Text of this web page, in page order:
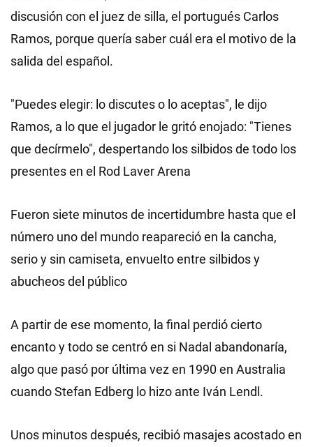
discusión con el juez de silla, el portugués Carlos
Ramos, porque quería saber cuál era el motivo de la
salida del español.
"Puedes elegir: lo discutes o lo aceptas", le dijo
Ramos, a lo que el jugador le gritó enojado: "Tienes
que decírmelo", despertando los silbidos de todo los
presentes en el Rod Laver Arena
Fueron siete minutos de incertidumbre hasta que el
número uno del mundo reapareció en la cancha,
serio y sin camiseta, envuelto entre silbidos y
abucheos del público
A partir de ese momento, la final perdió cierto
encanto y todo se centró en si Nadal abandonaría,
algo que pasó por última vez en 1990 en Australia
cuando Stefan Edberg lo hizo ante Iván Lendl.
Unos minutos después, recibió masajes acostado en